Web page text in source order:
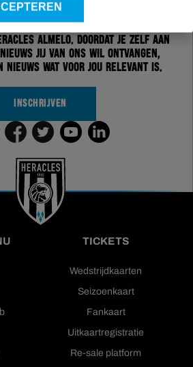
op de hoogte gehouden worden
Schrijf je dan in voor de
Almelo. Doordat je zelf aan
jij van ons wil ontvangen,
wat voor jou relevant is.
INSCHRIJVEN
TICKETS
Wedstrijdkaarten
Seizoenkaart
Fankaart
Uitkaartregistratie
Re-sale platform